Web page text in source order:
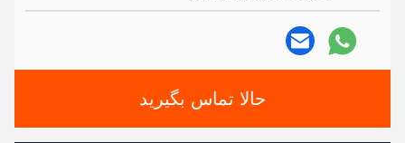
حالا تماس بگیرید